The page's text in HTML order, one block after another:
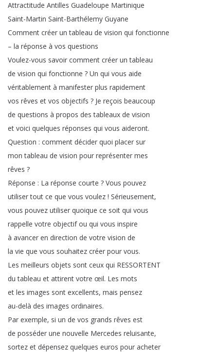
Attractitude Antilles Guadeloupe Martinique
Saint-Martin Saint-Barthélemy Guyane
Comment créer un tableau de vision qui fonctionne
– la réponse à vos questions
Voulez-vous savoir comment créer un tableau
de vision qui fonctionne ? Un qui vous aide
véritablement à manifester plus rapidement
vos rêves et vos objectifs ? Je reçois beaucoup
de questions à propos des tableaux de vision
et voici quelques réponses qui vous aideront.
Question : comment décider quoi placer sur
mon tableau de vision pour représenter mes
rêves ?
Réponse : La réponse courte ? Vous pouvez
utiliser tout ce que vous voulez ! Sérieusement,
vous pouvez utiliser quoique ce soit qui vous
rappelle votre objectif ou qui vous inspire
à avancer en direction de votre vision de
la vie que vous souhaitez créer pour vous.
Les meilleurs objets sont ceux qui RESSORTENT
du tableau et attirent votre œil. Les mots
et les images sont excellents, mais pensez
au-delà des images ordinaires.
Par exemple, si un de vos grands rêves est
de posséder une nouvelle Mercedes reluisante,
sortez et dépensez quelques euros pour acheter